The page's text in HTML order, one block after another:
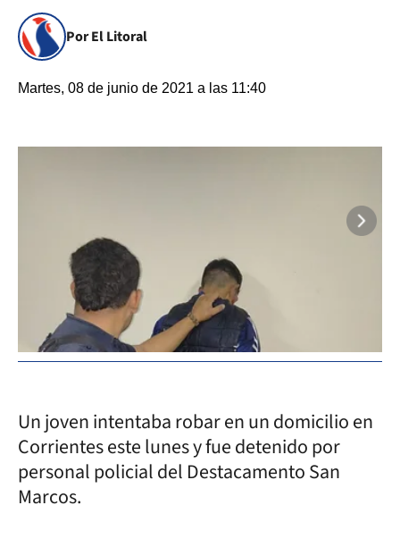
Por El Litoral
Martes, 08 de junio de 2021 a las 11:40
Un joven intentaba robar en un domicilio en
Corrientes este lunes y fue detenido por
personal policial del Destacamento San
Marcos.